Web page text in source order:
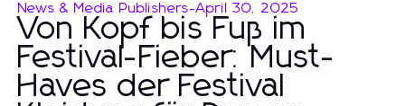
News & Media Publishers-April 30, 2025
Von Kopf bis Fuß im
Festival-Fieber: Must-
Haves der Festival